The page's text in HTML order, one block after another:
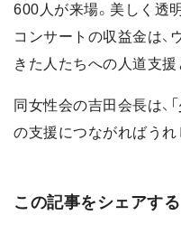
600人が来場。美しく透
コンサートの収益金は、
きた人たちへの人道支援
同女性会の吉田会長は、
の支援につながればうれ
この記事をシェアする